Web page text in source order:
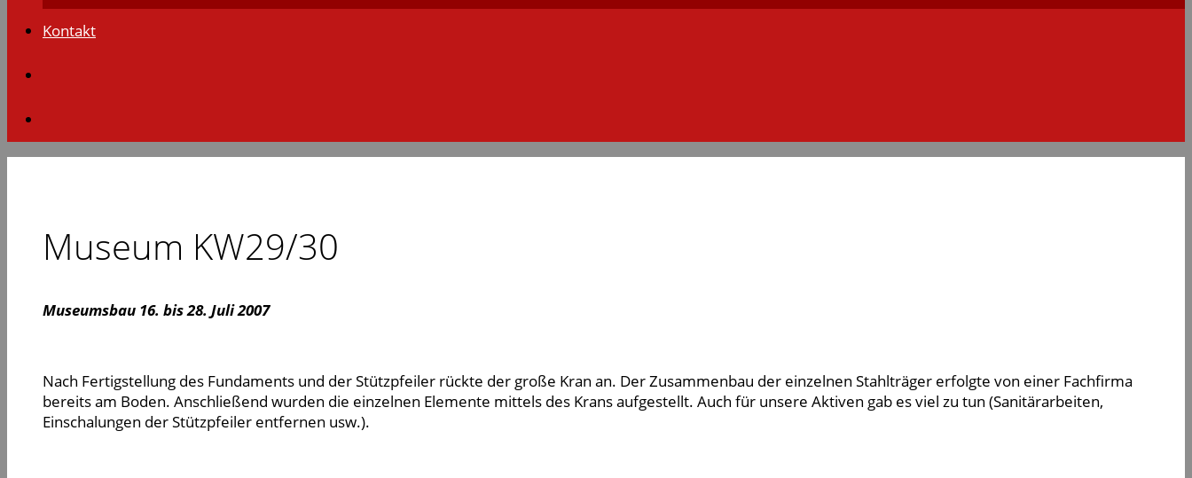
Kontakt
Museum KW29/30
Museumsbau 16. bis 28. Juli 2007
Nach Fertigstellung des Fundaments und der Stützpfeiler rückte der große Kran an. Der Zusammenbau der einzelnen Stahlträger erfolgte von einer Fachfirma
bereits am Boden. Anschließend wurden die einzelnen Elemente mittels des Krans aufgestellt. Auch für unsere Aktiven gab es viel zu tun (Sanitärarbeiten,
Einschalungen der Stützpfeiler entfernen usw.).